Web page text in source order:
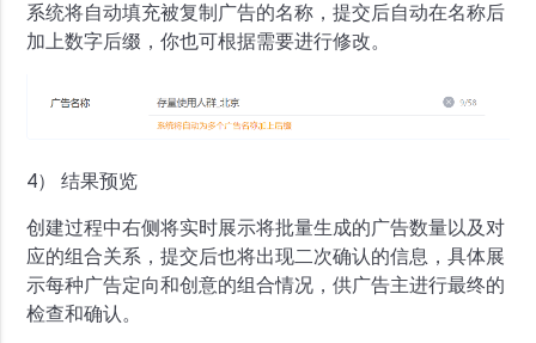
系统将自动填充被复制广告的名称，提交后自动在名称后
加上数字后缀，你也可根据需要进行修改。
4） 结果预览
创建过程中右侧将实时展示将批量生成的广告数量以及对
应的组合关系，提交后也将出现二次确认的信息，具体展
示每种广告定向和创意的组合情况，供广告主进行最终的
检查和确认。